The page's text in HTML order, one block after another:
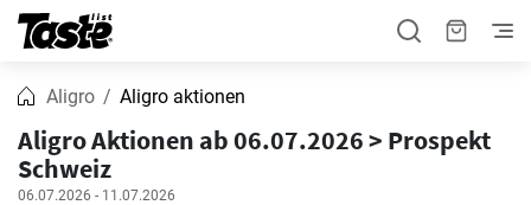
Aligro Aligro aktionen
Aligro Aktionen ab 06.07.2026 > Prospekt
Schweiz
06.07.2026 - 11.07.2026